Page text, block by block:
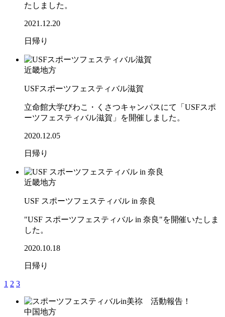
たしました。
2021.12.20
日帰り
近畿地方
USFスポーツフェスティバル滋賀
立命館大学びわこ・くさつキャンパスにて「USFスポ
ーツフェスティバル滋賀」を開催しました。
2020.12.05
日帰り
近畿地方
USF スポーツフェスティバル in 奈良
"USF スポーツフェスティバル in 奈良"を開催いたしま
した。
2020.10.18
日帰り
1 2 3
中国地方